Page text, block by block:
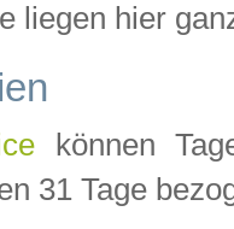
liegen hier
können
31 Tage